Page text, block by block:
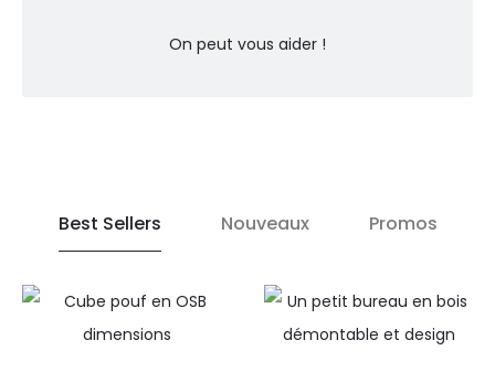
On peut vous aider !
Best Sellers Nouveaux Promos